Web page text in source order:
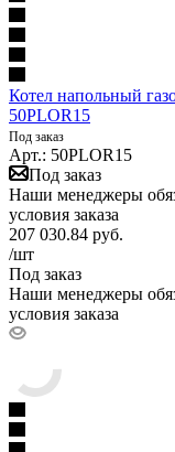
Котел напольный
50PLOR15
Под заказ
Арт.: 50PLOR15
Под заказ
Наши менеджеры
условия заказа
207 030.84 руб.
/шт
Под заказ
Наши менеджеры
условия заказа